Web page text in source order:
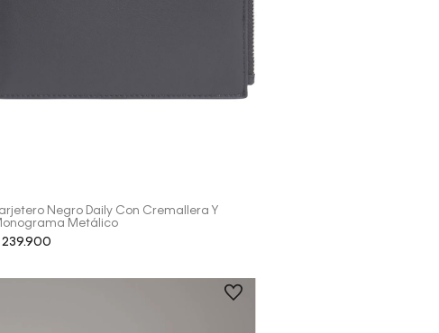
Negro Daily Con Cremallera Y
Metálico
239.900